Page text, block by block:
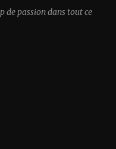
de passion dans tout ce